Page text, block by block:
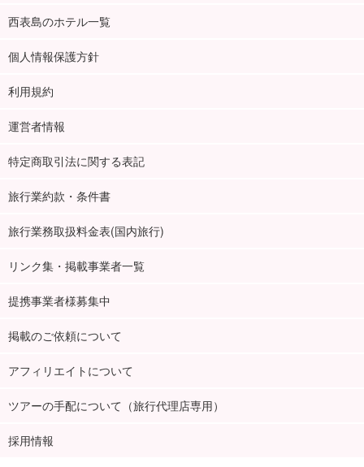
西表島のホテル一覧
個人情報保護方針
利用規約
運営者情報
特定商取引法に関する表記
旅行業約款・条件書
旅行業務取扱料金表(国内旅行)
リンク集・掲載事業者一覧
提携事業者様募集中
掲載のご依頼について
アフィリエイトについて
ツアーの手配について（旅行代理店専用）
採用情報